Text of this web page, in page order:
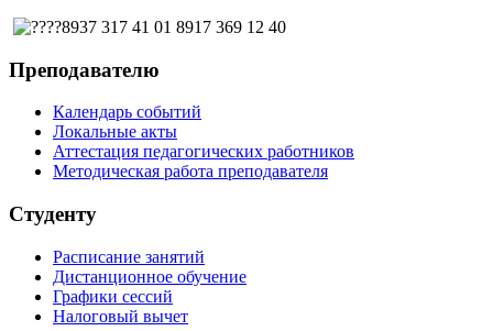
8937 317 41 01 8917 369 12 40
Преподавателю
Календарь событий
Локальные акты
Аттестация педагогических работников
Методическая работа преподавателя
Студенту
Расписание занятий
Дистанционное обучение
Графики сессий
Налоговый вычет